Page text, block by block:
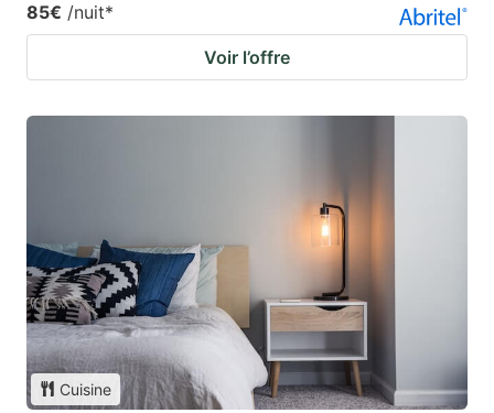
85€ /nuit*
Voir l’offre
Cuisine